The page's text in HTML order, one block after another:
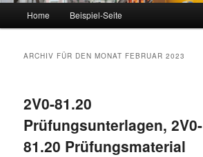
Zum Inhalt wechseln
Zum sekundären Inhalt wechseln
Home Beispiel-Seite
ARCHIV FÜR DEN MONAT FEBRUAR 2023
2V0-81.20
Prüfungsunterlagen, 2V0-
81.20 Prüfungsmaterial